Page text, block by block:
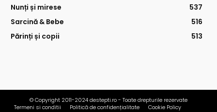
Nunți și mirese
537
Sarcină & Bebe
516
Părinți și copii
513
© Copyright 2011-2024 destepti.ro - Toate drepturile rezervate
Termeni si conditii
Politică de confidențialitate
Cookie Policy